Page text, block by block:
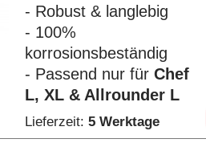
- Robust & langlebig
- 100%
korrosionsbeständig
- Passend nur für Chef
L, XL & Allrounder L
Lieferzeit: 5 Werktage